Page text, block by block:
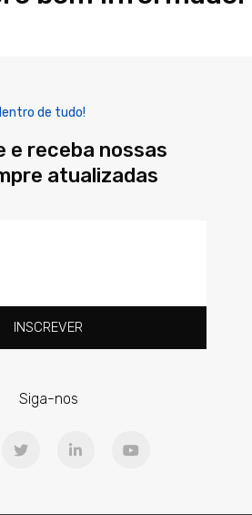
de tudo!
e receba nossas
atualizadas
INSCREVER
Siga-nos
w
e
i
d
o
b